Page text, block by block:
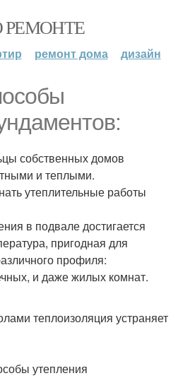
РЕМОНТЕ
ремонт дома дизайн
собственных домов
и теплыми.
утеплительные работы
в подвале достигается
пригодная для
профиля:
и даже жилых комнат.
теплоизоляция устраняет